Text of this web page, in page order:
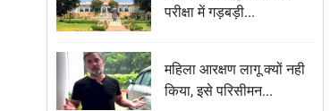
परीक्षा में गड़बड़ी...
महिला आरक्षण लागू क्यों नही
किया, इसे परिसीमन...